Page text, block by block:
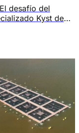
desafío del
Kyst de
el norte del país
en la